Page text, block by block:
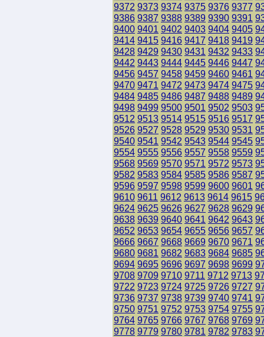
9372 9373 9374 9375 9376 9377
9386 9387 9388 9389 9390 9391
9400 9401 9402 9403 9404 9405
9414 9415 9416 9417 9418 9419
9428 9429 9430 9431 9432 9433
9442 9443 9444 9445 9446 9447
9456 9457 9458 9459 9460 9461
9470 9471 9472 9473 9474 9475
9484 9485 9486 9487 9488 9489
9498 9499 9500 9501 9502 9503
9512 9513 9514 9515 9516 9517
9526 9527 9528 9529 9530 9531
9540 9541 9542 9543 9544 9545
9554 9555 9556 9557 9558 9559
9568 9569 9570 9571 9572 9573
9582 9583 9584 9585 9586 9587
9596 9597 9598 9599 9600 9601
9610 9611 9612 9613 9614 9615
9624 9625 9626 9627 9628 9629
9638 9639 9640 9641 9642 9643
9652 9653 9654 9655 9656 9657
9666 9667 9668 9669 9670 9671
9680 9681 9682 9683 9684 9685
9694 9695 9696 9697 9698 9699
9708 9709 9710 9711 9712 9713
9722 9723 9724 9725 9726 9727
9736 9737 9738 9739 9740 9741
9750 9751 9752 9753 9754 9755
9764 9765 9766 9767 9768 9769
9778 9779 9780 9781 9782 9783